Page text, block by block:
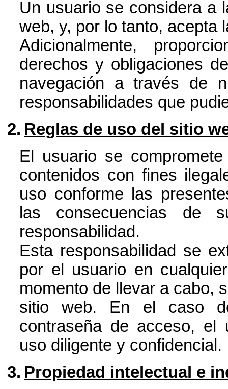
Un usuario se considera a
web, y, por lo tanto, acepta
Adicionalmente,
derechos y obligaciones
navegación a través de
responsabilidades que
2. Reglas de uso del sitio
El usuario se
contenidos con fines
uso conforme las
las consecuencias de
responsabilidad.
Esta responsabilidad se
por el usuario en
momento de llevar a cabo,
sitio web. En el caso
contraseña de acceso, el
uso diligente y confidencial.
3. Propiedad intelectual e